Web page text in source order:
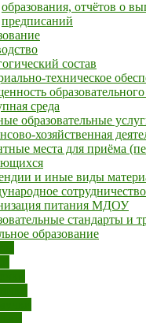
образования, отчётов о
предписаний
состав
техническое
среда
образовательные
хозяйственная
места для приёма
и иные виды
сотрудничество
питания МДОУ
стандарты и
образование